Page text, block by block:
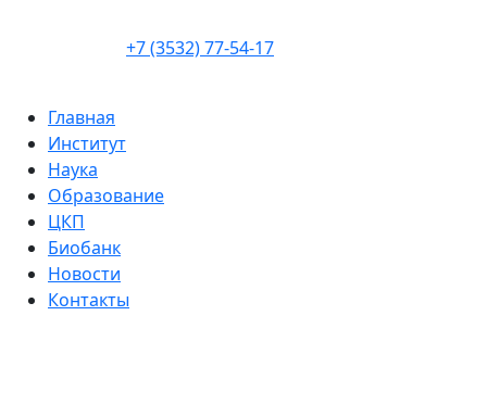
+7 (3532) 77-54-17
Главная
Институт
Наука
Образование
ЦКП
Биобанк
Новости
Контакты